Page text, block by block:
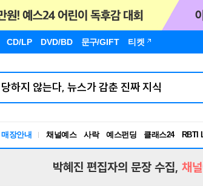
CD/LP DVD/BD 문구/GIFT 티켓
매장안내 채널예스 사락 예스펀딩 클래스24
RBTI
박혜진 편집자의 문장 수집, 채